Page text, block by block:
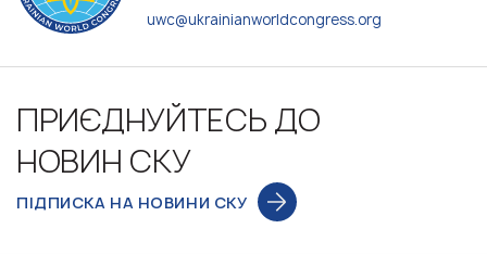
uwc@ukrainianworldcongress.org
ПРИЄДНУЙТЕСЬ ДО
НОВИН СКУ
ПІДПИСКА НА НОВИНИ СКУ